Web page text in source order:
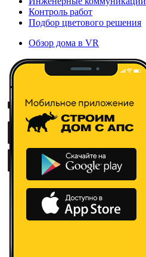
Контроль работ
Подбор цветового решения
Обзор дома в VR